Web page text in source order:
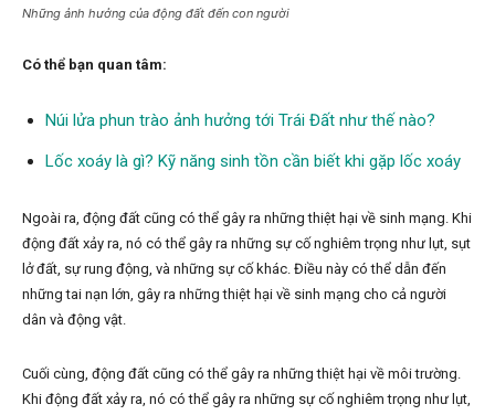
Những ảnh hưởng của động đất đến con người
Có thể bạn quan tâm:
Núi lửa phun trào ảnh hưởng tới Trái Đất như thế nào?
Lốc xoáy là gì? Kỹ năng sinh tồn cần biết khi gặp lốc xoáy
Ngoài ra, động đất cũng có thể gây ra những thiệt hại về sinh mạng. Khi
động đất xảy ra, nó có thể gây ra những sự cố nghiêm trọng như lụt, sụt
lở đất, sự rung động, và những sự cố khác. Điều này có thể dẫn đến
những tai nạn lớn, gây ra những thiệt hại về sinh mạng cho cả người
dân và động vật.
Cuối cùng, động đất cũng có thể gây ra những thiệt hại về môi trường.
Khi động đất xảy ra, nó có thể gây ra những sự cố nghiêm trọng như lụt,